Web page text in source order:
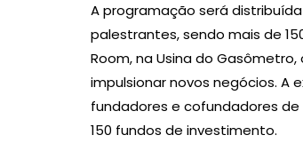
A programação será
palestrantes, sendo mais de
Room, na Usina do
impulsionar novos negócios. A
fundadores e cofundadores
150 fundos de investimento.